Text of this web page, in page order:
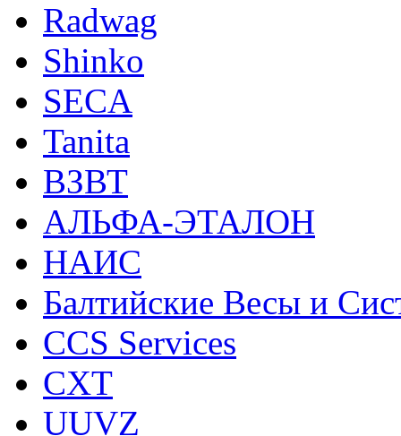
Radwag
Shinko
SECA
Tanita
ВЗВТ
АЛЬФА-ЭТАЛОН
НАИС
Балтийские Весы и
CCS Services
CXT
UUVZ